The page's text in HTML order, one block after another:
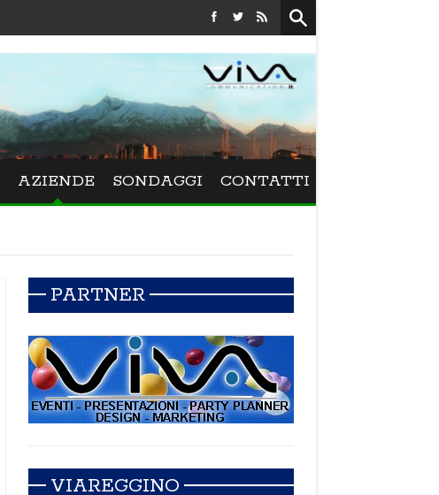
Festival La Versiliana - La direttrice lucchese Beatrice
AZIENDE SONDAGGI CONTATTI
PARTNER
VIAREGGINO